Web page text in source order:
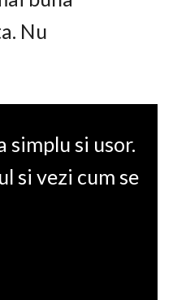
Nu
simplu si usor.
si vezi cum se